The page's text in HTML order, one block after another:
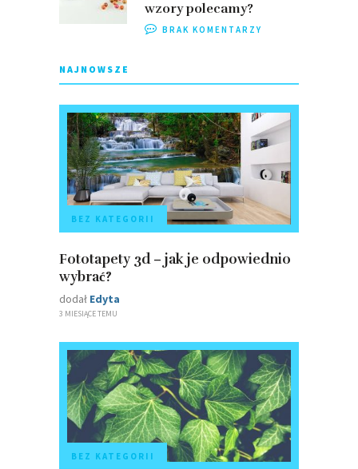
wzory polecamy?
BRAK KOMENTARZY
NAJNOWSZE
BEZ KATEGORII
Fototapety 3d – jak je odpowiednio
wybrać?
dodał Edyta
3 MIESIĄCE TEMU
BEZ KATEGORII